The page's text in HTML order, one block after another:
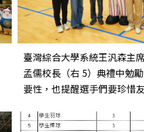
臺灣綜合大學系統王汎森主
孟儒校長（右 5）典禮中勉
要性，也提醒選手們要珍惜